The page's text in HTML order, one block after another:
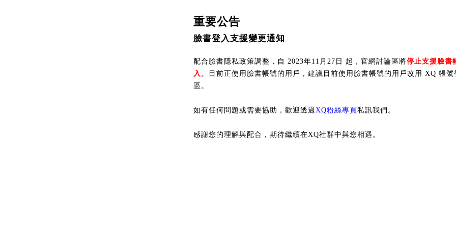
重要公告
臉書登入支援變更通知
配合臉書隱私政策調整，自 2023年11月27日 起，官網討論區將停止支援臉書
入 。目前正使用臉書帳號的用戶，建議目前使用臉書帳號的用戶改用 XQ 帳號
區。
如有任何問題或需要協助，歡迎透過XQ粉絲專頁 私訊我們。
感謝您的理解與配合，期待繼續在XQ社群中與您相遇。